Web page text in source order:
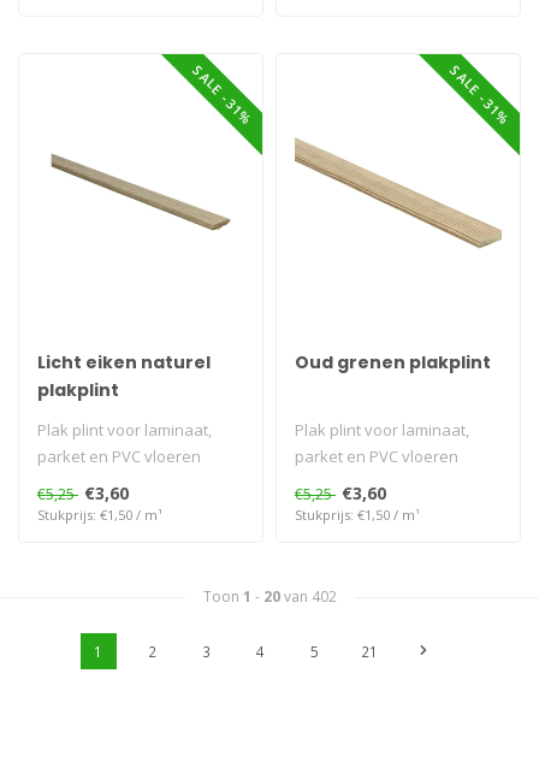
SALE -31%
Licht eiken naturel
plakplint
Plak plint voor laminaat,
parket en PVC vloeren
€5,25 €3,60
Stukprijs: €1,50 / m¹
SALE -31%
Oud grenen plakplint
Plak plint voor laminaat,
parket en PVC vloeren
€5,25 €3,60
Stukprijs: €1,50 / m¹
Toon 1 - 20van 402
1 2 3 4 5 21